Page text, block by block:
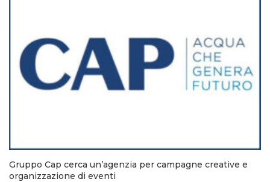
Gruppo Cap cerca un’agenzia per campagne creative e
organizzazione di eventi